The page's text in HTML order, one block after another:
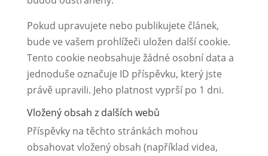
Pokud upravujete nebo publikujete článek,
bude ve vašem prohlížeči uložen další cookie.
Tento cookie neobsahuje žádné osobní data a
jednoduše označuje ID příspěvku, který jste
právě upravili. Jeho platnost vyprší po 1 dni.
Vložený obsah z dalších webů
Příspěvky na těchto stránkách mohou
obsahovat vložený obsah (například videa,